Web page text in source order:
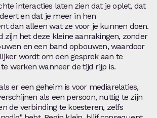
interacties laten zien dat je oplet, dat
en dat je meer in hen
dan alleen wat ze voor je kunnen doen.
zijn het deze kleine aanrakingen, zonder
en een band opbouwen, waardoor
wordt om een gesprek aan te
werken wanneer de tijd rijp is.
er een geheim is voor mediarelaties,
als een persoon, nuttig te zijn
de verbinding te koesteren, zelfs